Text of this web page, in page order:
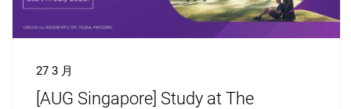
27 3 月
[AUG Singapore] Study at The